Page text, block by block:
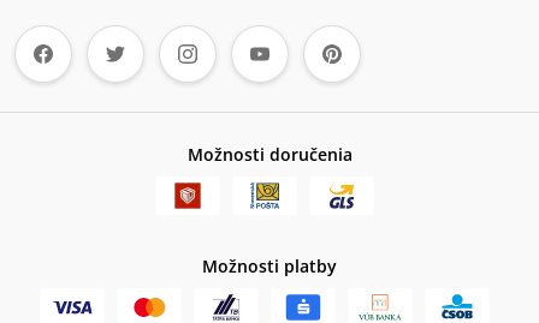
Možnosti doručenia
Možnosti platby